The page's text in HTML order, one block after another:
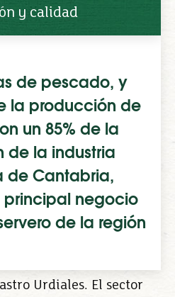
y calidad
de pescado, y
la producción de
un 85% de la
de la industria
de Cantabria,
principal negocio
de la región
pesquera,
emblemáticas
internacional que han
perder su saber hacer
prima y al mar.
está concentrada en
ningún otro lugar de
del 78,2% de empresas),
Urdiales. El sector